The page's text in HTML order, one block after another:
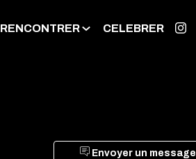
RENCONTRER CELEBRER
Envoyer un message